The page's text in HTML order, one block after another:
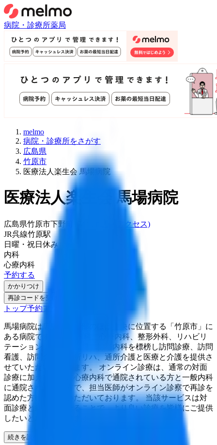
病院・診療所薬局
melmo
病院・診療所をさがす
広島県
竹原市
医療法人楽生会 馬場病院
医療法人楽生会 馬場病院
広島県竹原市下野町1744
(地図・アクセス)
JR呉線竹原駅
日曜・祝日 休み
内科
心療内科
予約する
かかりつけ
再診コードを受け取った方はこちら
トップ予約アクセス
馬場病院は広島県沿岸部のほぼ中央に位置する「竹原市」に
ある病院です。 一般内科、心療内科、整形外科、リハビリ
テーション、リウマチ科、神経内科を標榜し訪問診療、訪問
看護、訪問介護、通所リハ、通所介護と医療と介護を提供さ
せていただいております。 オンライン診療は、通常の対面
診療に加えて、主に心療内科で通院されている方と一般内科
に通院されている方で、担当医師がオンライン診察で再診を
認めた方にご利用いただいております。 当該サービスは対
面診療と組み合わせることで、より良い診療を皆様にご提供
したいと思っております。
続きを読む